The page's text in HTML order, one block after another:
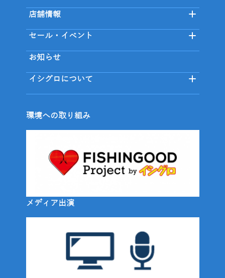
店舗情報
セール・イベント
お知らせ
イシグロについて
環境への取り組み
メディア出演